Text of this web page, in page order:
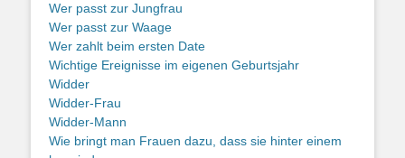
Wer passt zur Jungfrau
Wer passt zur Waage
Wer zahlt beim ersten Date
Wichtige Ereignisse im eigenen Geburtsjahr
Widder
Widder-Frau
Widder-Mann
Wie bringt man Frauen dazu, dass sie hinter einem